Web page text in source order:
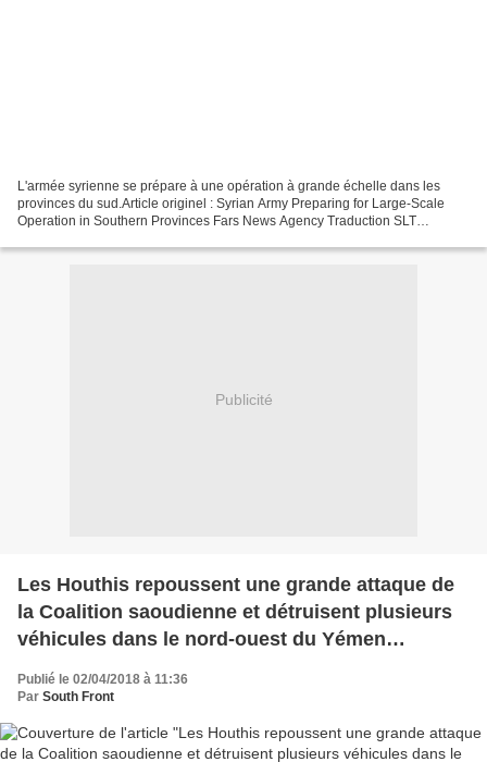
L'armée syrienne se prépare à une opération à grande échelle dans les
provinces du sud.Article originel : Syrian Army Preparing for Large-Scale
Operation in Southern Provinces Fars News Agency Traduction SLT
Publicité
Les Houthis repoussent une grande attaque de
la Coalition saoudienne et détruisent plusieurs
véhicules dans le nord-ouest du Yémen
Publié le 02/04/2018 à 11:36
Par South Front